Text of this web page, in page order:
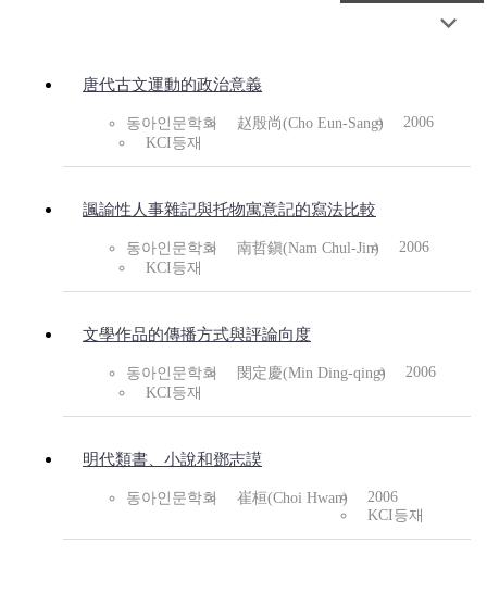
唐代古文運動的政治意義
동아인문학회 赵殷尚(Cho Eun-Sang)
2006
KCI등재
諷諭性人事雜記與托物寓意記的寫法比較
동아인문학회 南哲鎭(Nam Chul-Jin)
2006
KCI등재
文學作品的傳播方式與評論向度
동아인문학회 閔定慶(Min Ding-qing)
2006
KCI등재
明代類書、小說和鄧志謨
동아인문학회 崔桓(Choi Hwan)
2006
KCI등재